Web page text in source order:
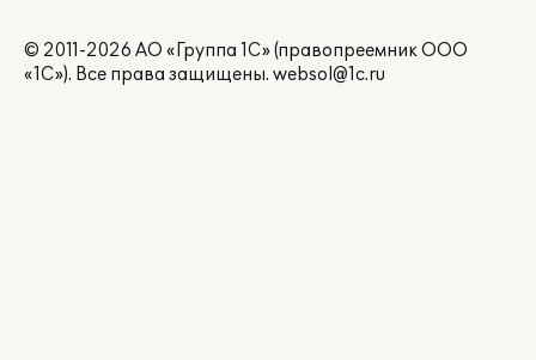
© 2011-2026 АО «Группа 1С» (правопреемник ООО
«1С»). Все права защищены. websol@1c.ru